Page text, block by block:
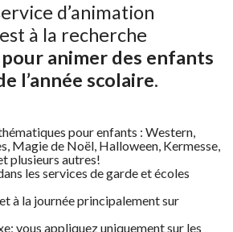
d’animation
à la recherche
animer des enfants
l’année scolaire.
pour enfants : Western,
Magie de Noël, Halloween, Kermesse,
plusieurs autres!
les services de garde et écoles
à la journée principalement sur
vous appliquez uniquement sur les